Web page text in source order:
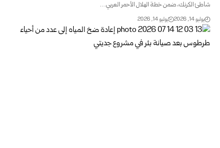
شاطئ الكرنك، ضمن خطة الهلال الأحمر العربي…
يوليو 14, 2026 يوليو 14, 2026